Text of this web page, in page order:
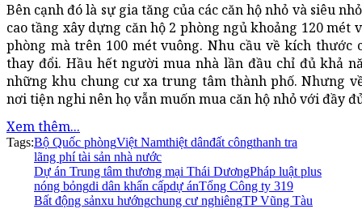
Bên cạnh đó là sự gia tăng của các căn hộ nhỏ và siêu
cao tầng xây dựng căn hộ 2 phòng ngủ khoảng 120 mét
phòng mà trên 100 mét vuông. Nhu cầu về kích thước
thay đổi. Hầu hết người mua nhà lần đầu chỉ đủ khả
những khu chung cư xa trung tâm thành phố. Nhưng
nơi tiện nghi nên họ vẫn muốn mua căn hộ nhỏ với đầy
Xem thêm...
Tags:Bộ Quốc phòngViệt Namthiệt dânđất côngthanh tra
lãng phí tài sản nhà nước
Dự án Trung tâm thương mại Thái DươngPháp luật plus
nóng bỏngdi dân khẩn cấpdự ánTổng Công ty 319
Bất động sảnxu hướngchung cư nghiêngTP Vũng Tàu